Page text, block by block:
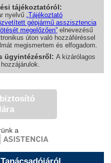
tájékoztatóról:
nyelvű „Tájékoztató
gépjármű asszisztencia
megelőzően”elnevezésű
úton való hozzáféréssel
megismertem és elfogadom.
ügyintézésről: A kizárólagos
a